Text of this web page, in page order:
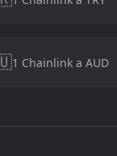
1 Chainlink a AUD